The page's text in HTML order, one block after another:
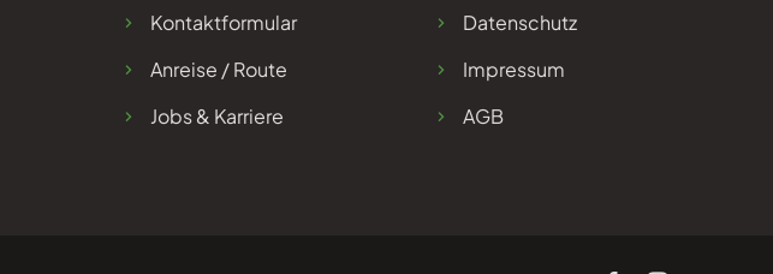
Kontaktformular
Anreise / Route
Jobs & Karriere
Datenschutz
Impressum
AGB